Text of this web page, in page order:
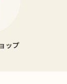
ップ